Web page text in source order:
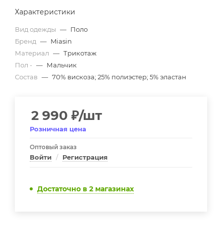
Характеристики
Вид одежды — Поло
Бренд — Miasin
Материал — Трикотаж
Пол - — Мальчик
Состав — 70% вискоза; 25% полиэстер; 5% эластан
2 990 ₽/шт
Розничная цена
Оптовый заказ
Войти / Регистрация
Достаточно в 2 магазинах